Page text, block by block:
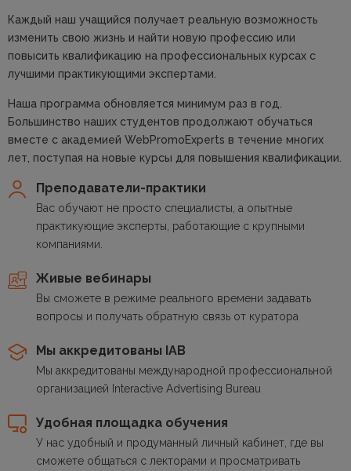
Каждый наш учащийся получает реальную возможность
изменить свою жизнь и найти новую профессию или
повысить квалификацию на профессиональных курсах с
лучшими практикующими экспертами.
Наша программа обновляется минимум раз в год.
Большинство наших студентов продолжают обучаться
вместе с академией WebPromoExperts в течение многих
лет, поступая на новые курсы для повышения квалификации.
Преподаватели-практики
Вас обучают не просто специалисты, а опытные
практикующие эксперты, работающие с крупными
компаниями.
Живые вебинары
Вы сможете в режиме реального времени задавать
вопросы и получать обратную связь от куратора
Мы аккредитованы IAB
Мы аккредитованы международной профессиональной
организацией Interactive Advertising Bureau
Удобная площадка обучения
У нас удобный и продуманный личный кабинет, где вы
сможете общаться с лекторами и просматривать